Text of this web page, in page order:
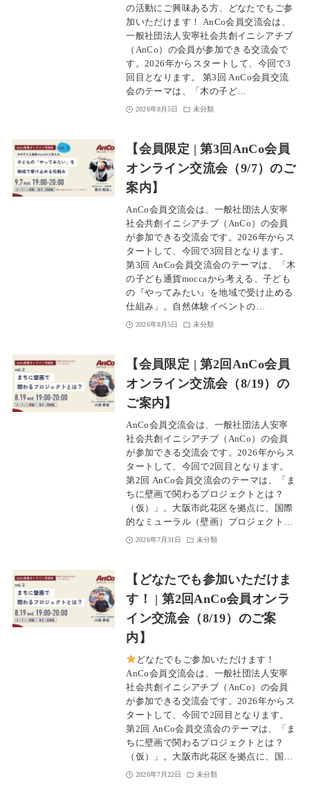
の活動にご興味ある方、どなたでもご参
加いただけます！ AnCo会員交流会は、
一般社団法人安寧社会共創イニシアチブ
（AnCo）の会員が参加できる交流会で
す。2026年からスタートして、今回で3
回目となります。 第3回 AnCo会員交流
会のテーマは、「木の子ど…
2026年8月5日 未分類
【会員限定 | 第3回AnCo会員
オンライン交流会（9/7）のご
案内】
AnCo会員交流会は、一般社団法人安寧
社会共創イニシアチブ（AnCo）の会員
が参加できる交流会です。2026年からス
タートして、今回で3回目となります。
第3回 AnCo会員交流会のテーマは、「木
の子ども通貨moccaから考える、子ども
の『やってみたい』を地域で受け止める
仕組み」。自然体験イベントの…
2026年8月5日 未分類
【会員限定 | 第2回AnCo会員
オンライン交流会（8/19）の
ご案内】
AnCo会員交流会は、一般社団法人安寧
社会共創イニシアチブ（AnCo）の会員
が参加できる交流会です。2026年からス
タートして、今回で2回目となります。
第2回 AnCo会員交流会のテーマは、「ま
ちに壁画で関わるプロジェクトとは？
（仮）」。大阪市此花区を拠点に、国際
的なミューラル（壁画）プロジェクト…
2026年7月31日 未分類
【どなたでも参加いただけま
す！ | 第2回AnCo会員オンラ
イン交流会（8/19）のご案
内】
どなたでもご参加いただけます！
AnCo会員交流会は、一般社団法人安寧
社会共創イニシアチブ（AnCo）の会員
が参加できる交流会です。2026年からス
タートして、今回で2回目となります。
第2回 AnCo会員交流会のテーマは、「ま
ちに壁画で関わるプロジェクトとは？
（仮）」。大阪市此花区を拠点に、国…
2026年7月22日 未分類